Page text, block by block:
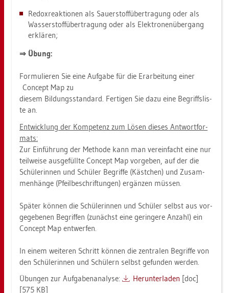
Re­dox­re­ak­tio­nen als Sau­er­stoff­über­tra­gung oder als
Was­ser­stoff­über­tra­gung oder als Elek­tro­nen­über­gang
er­klä­ren;
⇒ Übung:
For­mu­lie­ren Sie eine Auf­ga­be für die Er­ar­bei­tung einer
Con­cept Map zu
die­sem Bil­dungs­stan­dard. Fer­ti­gen Sie dazu eine Be­griffs­lis­
te an.
Ent­wick­lung der Kom­pe­tenz zum Lösen die­ses Ant­wort­for­
mats:
Zur Ein­füh­rung der Me­tho­de kann man ver­ein­facht eine nur
teil­wei­se aus­ge­füll­te Con­cept Map vor­ge­ben, auf der die
Schü­le­rin­nen und Schü­ler Be­grif­fe (Käst­chen) und Zu­sam­
men­hän­ge (Pfeil­be­schrif­tun­gen) er­gän­zen müs­sen.
Spä­ter kön­nen die Schü­le­rin­nen und Schü­ler selbst aus vor­
ge­ge­be­nen Be­grif­fen (zu­nächst eine ge­rin­ge­re An­zahl) ein
Con­cept Map ent­wer­fen.
In einem wei­te­ren Schritt kön­nen die zen­tra­len Be­grif­fe von
den Schü­le­rin­nen und Schü­lern selbst ge­fun­den wer­den.
Übun­gen zur Auf­ga­ben­ana­ly­se:
Her­un­ter­la­den [doc]
[575 KB]